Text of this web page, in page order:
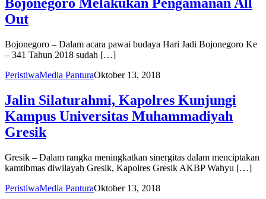
Bojonegoro Melakukan Pengamanan All
Out
Bojonegoro – Dalam acara pawai budaya Hari Jadi Bojonegoro Ke
– 341 Tahun 2018 sudah […]
PeristiwaMedia PanturaOktober 13, 2018
Jalin Silaturahmi, Kapolres Kunjungi
Kampus Universitas Muhammadiyah
Gresik
Gresik – Dalam rangka meningkatkan sinergitas dalam menciptakan
kamtibmas diwilayah Gresik, Kapolres Gresik AKBP Wahyu […]
PeristiwaMedia PanturaOktober 13, 2018